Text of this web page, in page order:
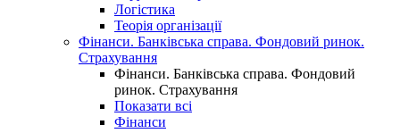
Логістика
Теорія організації
Фінанси. Банківська справа. Фондовий ринок.
Страхування
Фінанси. Банківська справа. Фондовий
ринок. Страхування
Показати всі
Фінанси